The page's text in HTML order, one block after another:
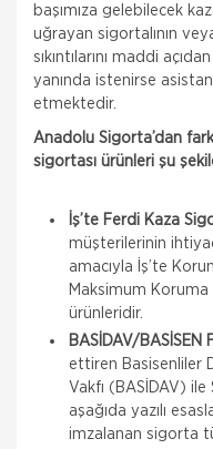
başımıza gelebilecek
uğrayan sigortalının
sıkıntılarını maddi
yanında istenirse
etmektedir.
Anadolu Sigorta’dan
sigortası ürünleri şu
İş’te Ferdi Kaza
müşterilerinin
amacıyla İş’te
Maksimum Koruma
ürünleridir.
BASİDAV/BASİSEN
ettiren Basisenliler
Vakfı (BASİDAV)
aşağıda yazılı
imzalanan sigorta